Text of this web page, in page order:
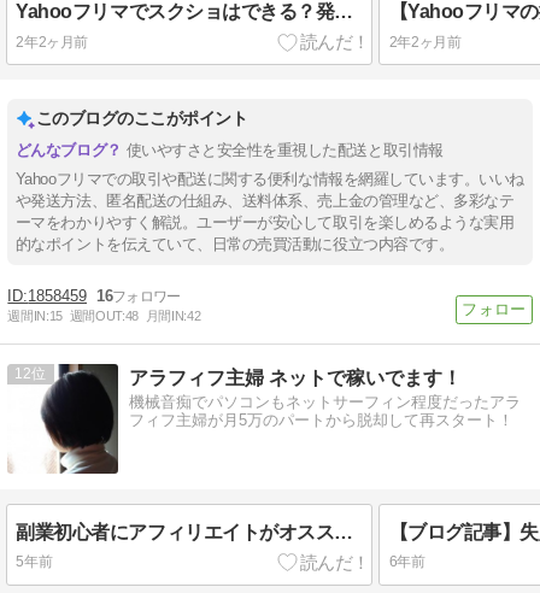
Yahooフリマでスクショはできる？発送時のQRコードや商品ページの画像は残せる？
2年2ヶ月前 2年2ヶ月前
このブログのここがポイント
使いやすさと安全性を重視した配送と取引情報
Yahooフリマでの取引や配送に関する便利な情報を網羅しています。いいね
や発送方法、匿名配送の仕組み、送料体系、売上金の管理など、多彩なテ
ーマをわかりやすく解説。ユーザーが安心して取引を楽しめるような実用
的なポイントを伝えていて、日常の売買活動に役立つ内容です。
1858459 16
週間IN:15 週間OUT:48 月間IN:42
12 アラフィフ主婦 ネットで稼いでます！
機械音痴でパソコンもネットサーフィン程度だったアラ
フィフ主婦が月5万のパートから脱却して再スタート！
副業初心者にアフィリエイトがオススメな理由は?成功に必要な5つのもの
5年前 6年前